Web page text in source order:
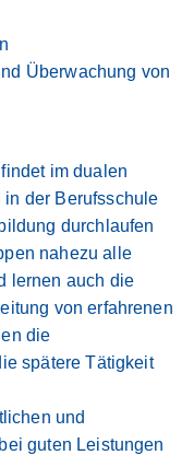
Überwachung von
im dualen
in der Berufsschule
durchlaufen
nahezu alle
lernen auch die
von erfahrenen
die
spätere Tätigkeit
und
guten Leistungen